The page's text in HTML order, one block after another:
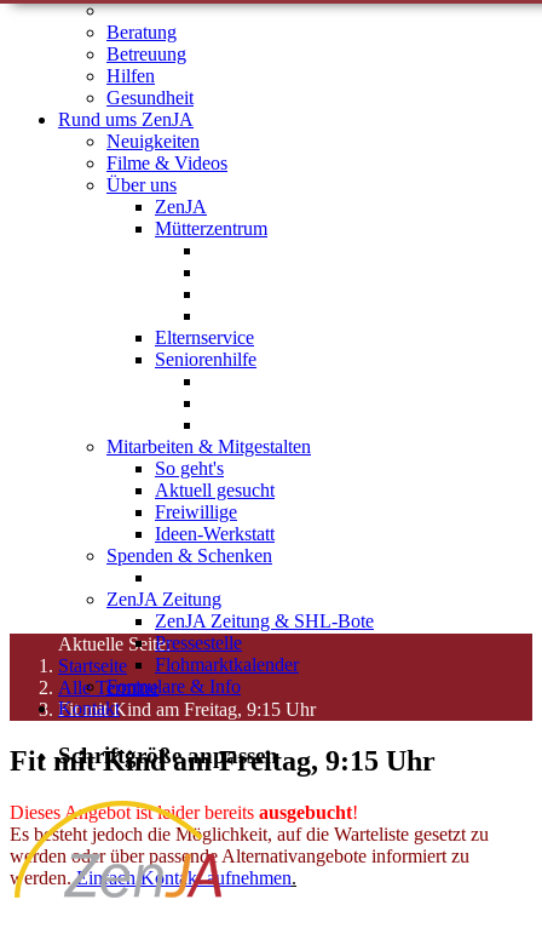
Beratung
Betreuung
Hilfen
Gesundheit
Rund ums ZenJA
Neuigkeiten
Filme & Videos
Über uns
ZenJA
Mütterzentrum
Elternservice
Seniorenhilfe
Mitarbeiten & Mitgestalten
So geht's
Aktuell gesucht
Freiwillige
Ideen-Werkstatt
Spenden & Schenken
ZenJA Zeitung
ZenJA Zeitung & SHL-Bote
Pressestelle
Flohmarktkalender
Formulare & Info
Kontakt
Schriftgröße anpassen
Aktuelle Seite:
Startseite
Alle Termine
Fit mit Kind am Freitag, 9:15 Uhr
Fit mit Kind am Freitag, 9:15 Uhr
Dieses Angebot ist leider bereits ausgebucht!
Es besteht jedoch die Möglichkeit, auf die Warteliste gesetzt zu
werden oder über passende Alternativangebote informiert zu
werden. Einfach Kontakt aufnehmen.